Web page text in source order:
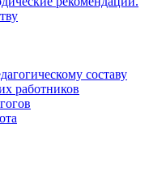
составу
работников